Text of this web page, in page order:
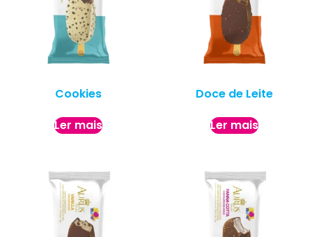
Cookies
Ler mais
Doce de Leite
Ler mais